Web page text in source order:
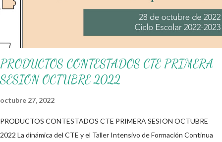
Construir el itinerario del Consejo Técnico Escolar para el ciclo
2025-2026, con base en las necesidades reales de cada plantel.
PRODUCTOS CONTESTADOS CTE PRIMERA
SESION OCTUBRE 2022
octubre 27, 2022
PRODUCTOS CONTESTADOS CTE PRIMERA SESION OCTUBRE
2022 La dinámica del CTE y el Taller Intensivo de Formación Continua